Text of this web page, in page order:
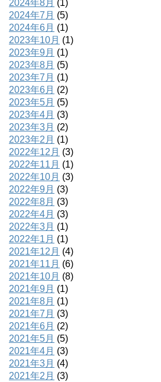
2024年8月 (1)
2024年7月 (5)
2024年6月 (1)
2023年10月 (1)
2023年9月 (1)
2023年8月 (5)
2023年7月 (1)
2023年6月 (2)
2023年5月 (5)
2023年4月 (3)
2023年3月 (2)
2023年2月 (1)
2022年12月 (3)
2022年11月 (1)
2022年10月 (3)
2022年9月 (3)
2022年8月 (3)
2022年4月 (3)
2022年3月 (1)
2022年1月 (1)
2021年12月 (4)
2021年11月 (6)
2021年10月 (8)
2021年9月 (1)
2021年8月 (1)
2021年7月 (3)
2021年6月 (2)
2021年5月 (5)
2021年4月 (3)
2021年3月 (4)
2021年2月 (3)